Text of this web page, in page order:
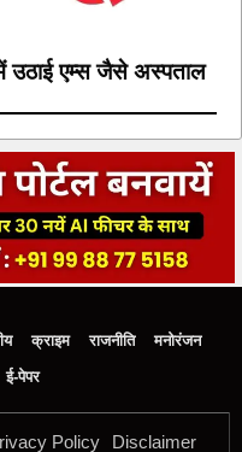
उठाई एम्स जैसे अस्पताल
क्राइम राजनीति
मनोरंजन
ई-पेपर
Policy Disclaimer